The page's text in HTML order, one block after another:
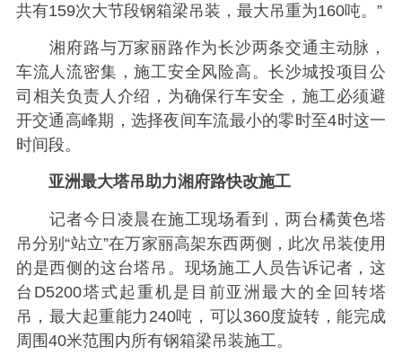
共有159次大节段钢箱梁吊装，最大吊重为160吨。”
湘府路与万家丽路作为长沙两条交通主动脉，
车流人流密集，施工安全风险高。长沙城投项目公
司相关负责人介绍，为确保行车安全，施工必须避
开交通高峰期，选择夜间车流最小的零时至4时这一
时间段。
亚洲最大塔吊助力湘府路快改施工
记者今日凌晨在施工现场看到，两台橘黄色塔
吊分别“站立”在万家丽高架东西两侧，此次吊装使用
的是西侧的这台塔吊。现场施工人员告诉记者，这
台D5200塔式起重机是目前亚洲最大的全回转塔
吊，最大起重能力240吨，可以360度旋转，能完成
周围40米范围内所有钢箱梁吊装施工。